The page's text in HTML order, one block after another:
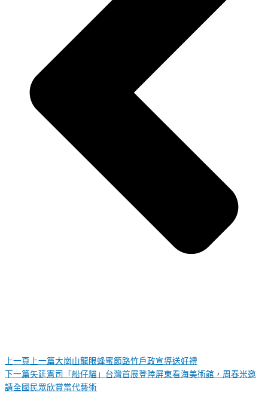
上一頁 上一篇大崗山龍眼蜂蜜節路竹戶政宣導送好禮
下一篇矢延憲司「船仔貓」台灣首展登陸屏東看海美術館，周春米邀
請全國民眾欣賞當代藝術